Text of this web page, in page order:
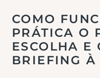
COMO
PRÁTICA O
ESCOLHA E
BRIEFING À